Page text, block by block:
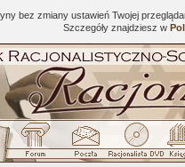
bez zmiany ustawień Twojej
Szczegóły znajdziesz w